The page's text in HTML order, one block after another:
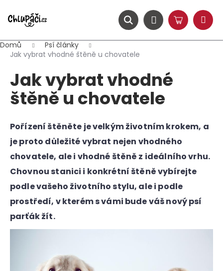
obsah
HledatPřihlášení
Nákupní
košík
Menu
Domů
Psí články
Jak vybrat vhodné štěně u chovatele
Jak vybrat vhodné
štěně u chovatele
Pořízení štěněte je velkým životním krokem, a
je proto důležité vybrat nejen vhodného
chovatele, ale i vhodné štěně z ideálního vrhu.
Chovnou stanici i konkrétní štěně vybírejte
podle vašeho životního stylu, ale i podle
prostředí, v kterém s vámi bude váš nový psí
parťák žít.
í
ZPĚT
ZPĚT
C
p
o
t
ř
e
b
u
j
e
t
e
n